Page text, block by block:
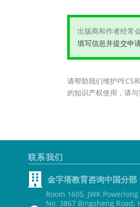
出版商和作者经常
填写信息并提交申
请帮助我们维护PECS
的知识产权使用，请
联系我们
金字塔教育咨询中国分部
Room 1605, JWK
No. 3867 Bingsheng Road,